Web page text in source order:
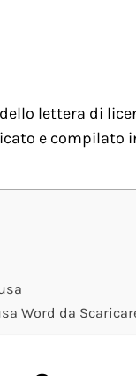
lettera di
e compilato
Word da